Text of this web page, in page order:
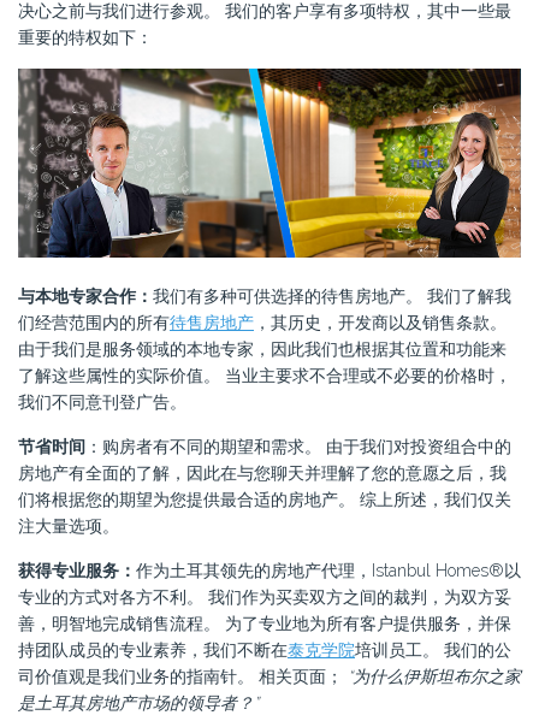
决心之前与我们进行参观。 我们的客户享有多项特权，其中一些最
重要的特权如下：
与本地专家合作： 我们有多种可供选择的待售房地产。 我们了解我
们经营范围内的所有待售房地产 ，其历史，开发商以及销售条款。
由于我们是服务领域的本地专家，因此我们也根据其位置和功能来
了解这些属性的实际价值。 当业主要求不合理或不必要的价格时，
我们不同意刊登广告。
节省时间 ：购房者有不同的期望和需求。 由于我们对投资组合中的
房地产有全面的了解，因此在与您聊天并理解了您的意愿之后，我
们将根据您的期望为您提供最合适的房地产。 综上所述，我们仅关
注大量选项。
获得专业服务： 作为土耳其领先的房地产代理，Istanbul Homes®以
专业的方式对各方不利。 我们作为买卖双方之间的裁判，为双方妥
善，明智地完成销售流程。 为了专业地为所有客户提供服务，并保
持团队成员的专业素养，我们不断在泰克学院培训员工。 我们的公
司价值观是我们业务的指南针。 相关页面；
“为什么伊斯坦布尔之家
是土耳其房地产市场的领导者？”